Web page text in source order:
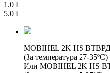
1.0 L
5.0 L
MOBIHEL 2K HS
(За температура 27-35ºC)
Или MOBIHEL 2K HS